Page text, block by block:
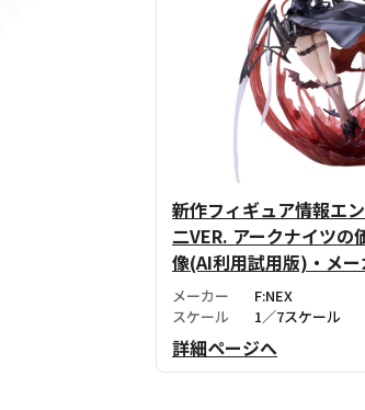
新作フィギュア情報エ
二VER. アークナイツの
像(AI利用試用版)・メ
メーカー
F:NEX
スケール
1／7スケール
詳細ページへ